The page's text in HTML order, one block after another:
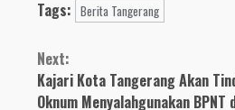
Masker di Pasar
Korelet Desa Ranca
Iyuh
Tags: Berita Tangerang
Continue
Reading
Next:
Kajari Kota Tangerang Akan
Oknum Menyalahgunakan BPNT